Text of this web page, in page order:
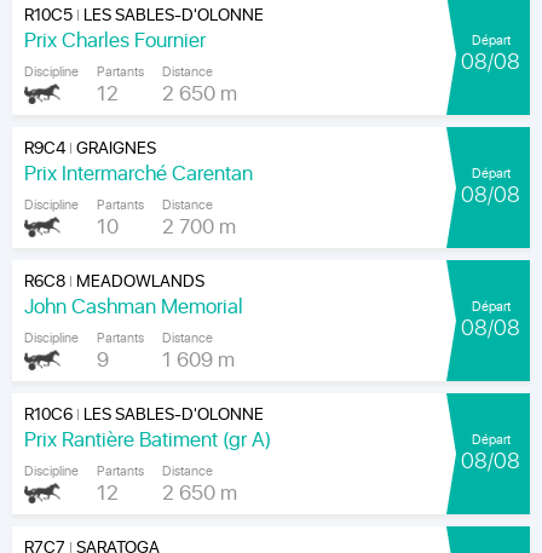
R10C5| LES SABLES-D'OLONNE
Prix Charles Fournier
Discipline Partants
12
Distance
2 650 m
Départ
08/08
R9C4|GRAIGNES
Prix Intermarché Carentan
Discipline Partants
10
Distance
2 700 m
Départ
08/08
R6C8| MEADOWLANDS
John Cashman Memorial
Discipline Partants
9
Distance
1 609 m
Départ
08/08
R10C6| LES SABLES-D'OLONNE
Prix Rantière Batiment (gr A)
Discipline Partants
12
Distance
2 650 m
Départ
08/08
R7C7 SARATOGA